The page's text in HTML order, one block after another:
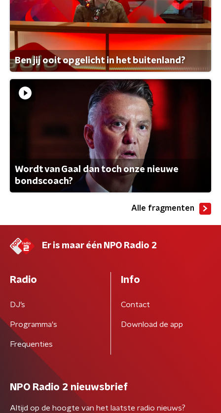
Ben jij ooit opgelicht in het buitenland?
Wordt van Gaal dan toch onze nieuwe
bondscoach?
Alle fragmenten
Er is maar één NPO Radio 2
Radio
DJ’s
Programma's
Frequenties
Info
Contact
Download de app
NPO Radio 2 nieuwsbrief
Altijd op de hoogte van het laatste radio nieuws?